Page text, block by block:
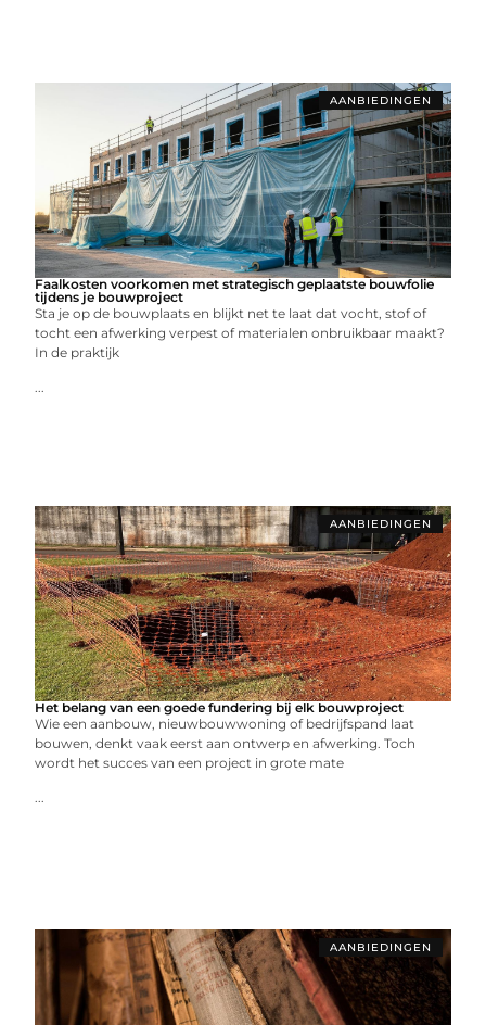
AANBIEDINGEN
Faalkosten voorkomen met strategisch geplaatste bouwfolie
tijdens je bouwproject
Sta je op de bouwplaats en blijkt net te laat dat vocht, stof of
tocht een afwerking verpest of materialen onbruikbaar maakt?
In de praktijk
...
AANBIEDINGEN
Het belang van een goede fundering bij elk bouwproject
Wie een aanbouw, nieuwbouwwoning of bedrijfspand laat
bouwen, denkt vaak eerst aan ontwerp en afwerking. Toch
wordt het succes van een project in grote mate
...
AANBIEDINGEN